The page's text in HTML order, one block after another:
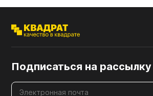
Подписаться на рассылку